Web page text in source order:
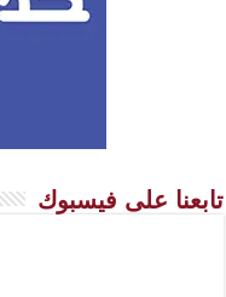
تابعنا على فيسبوك